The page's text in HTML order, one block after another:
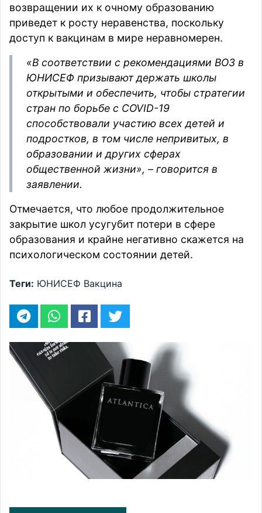
возвращении их к очному образованию
приведет к росту неравенства, поскольку
доступ к вакцинам в мире неравномерен.
«В соответствии с рекомендациями ВОЗ в
ЮНИСЕФ призывают держать школы
открытыми и обеспечить, чтобы стратегии
стран по борьбе с COVID-19
способствовали участию всех детей и
подростков, в том числе непривитых, в
образовании и других сферах
общественной жизни», – говорится в
заявлении.
Отмечается, что любое продолжительное
закрытие школ усугубит потери в сфере
образования и крайне негативно скажется на
психологическом состоянии детей.
Теги: ЮНИСЕФ Вакцина